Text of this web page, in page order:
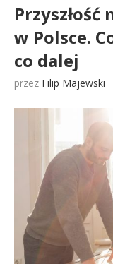
w Polsce.
co dalej
przez Filip Majewski